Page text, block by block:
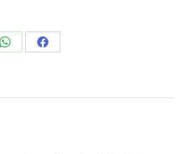
Share
WhatsApp
Share
Facebook